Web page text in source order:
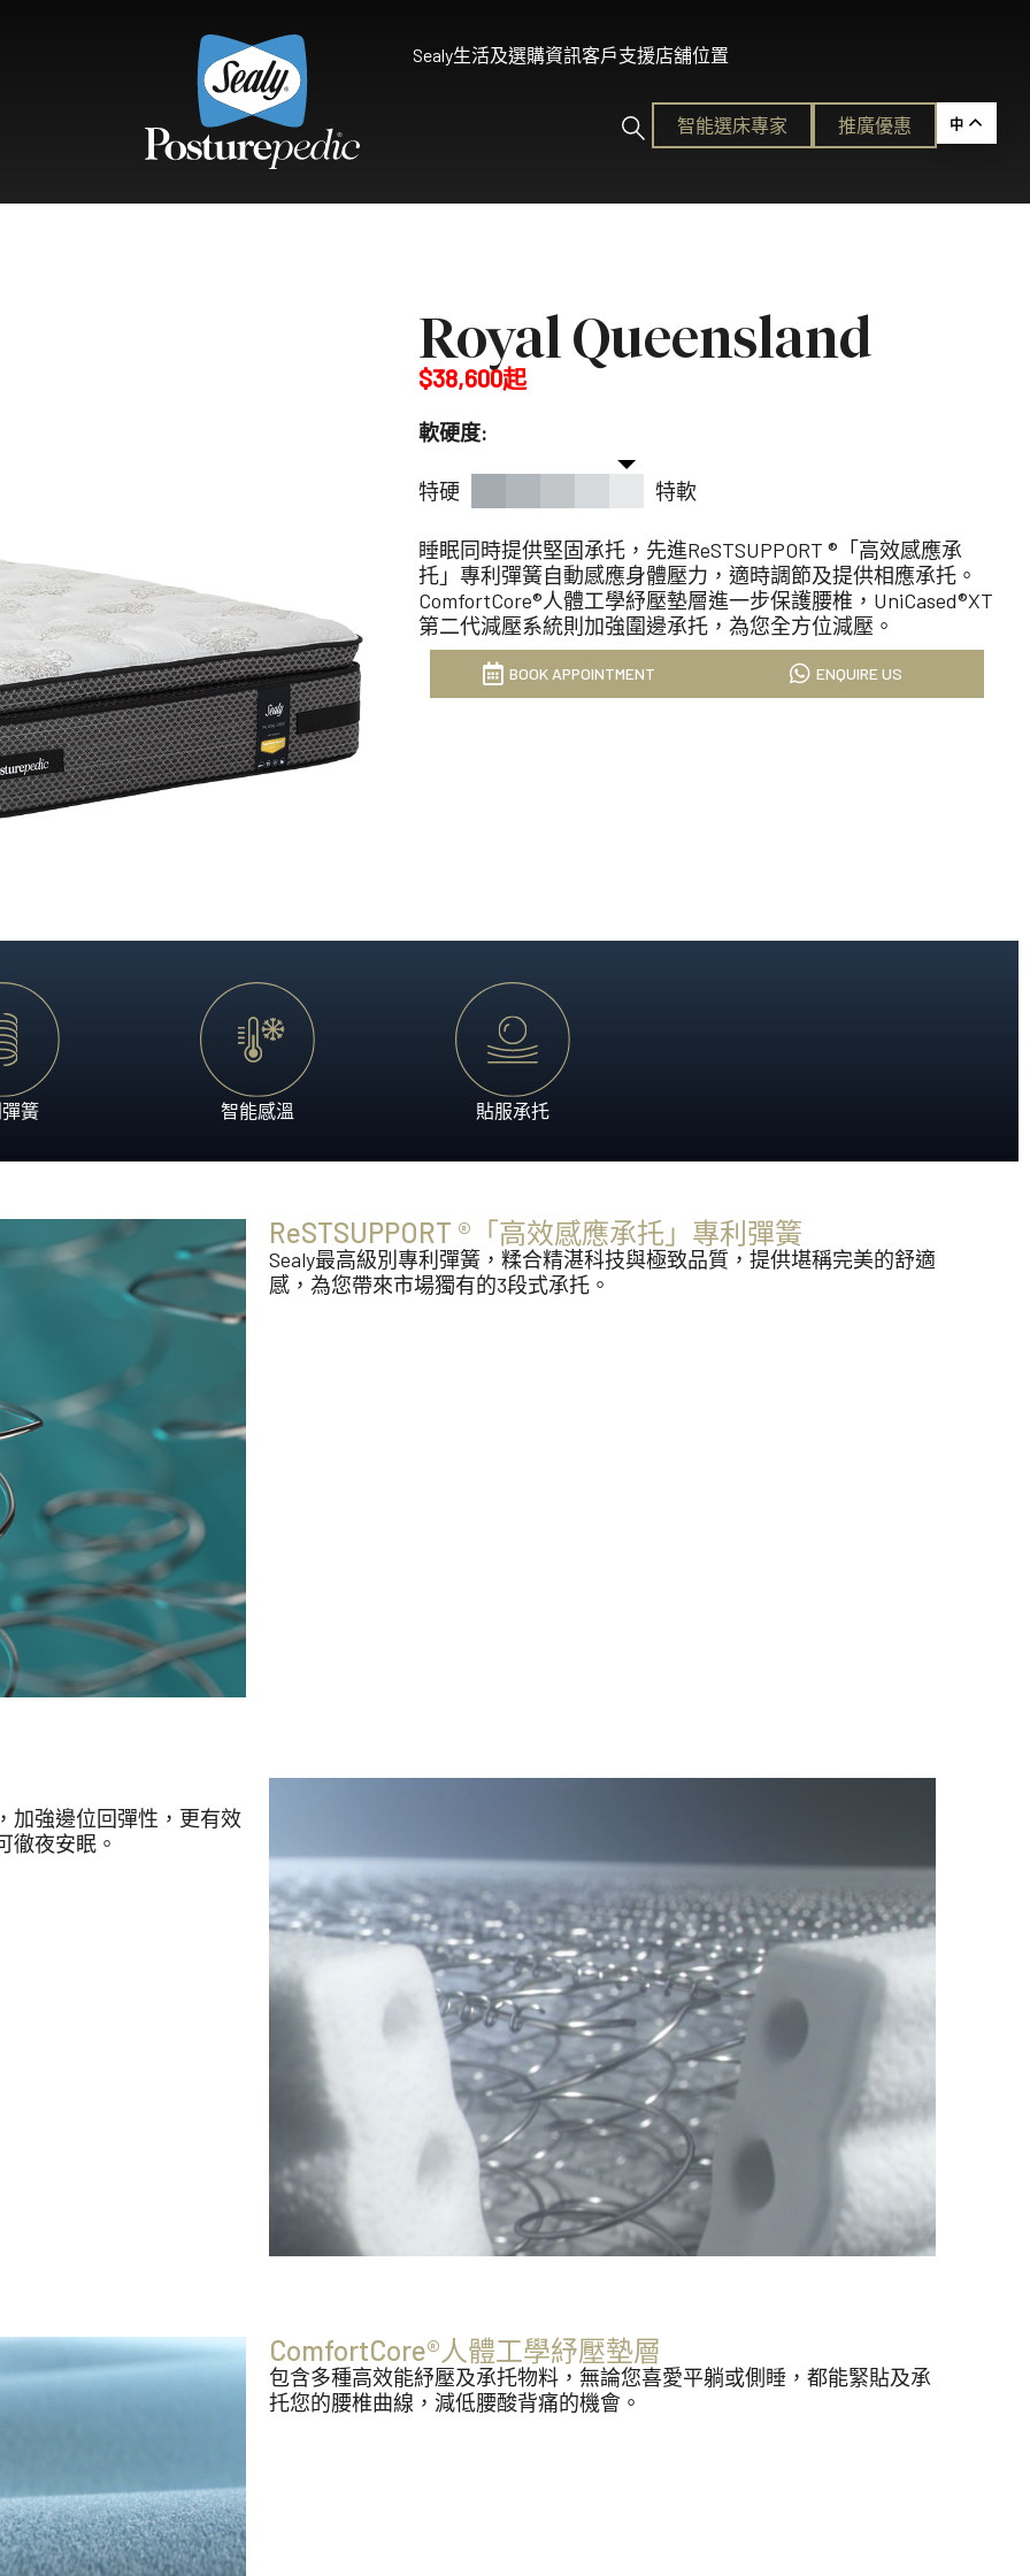
Palatial Crest Collection
雙重堅固承托，帶給你尊貴的護脊睡眠
Premium Collection
完美平衡舒適與承托，滿足各種需要。
Prestige Collection
無與倫比的舒適愜意，締造平易近人的奢華體驗。
Connoisseur Collection
澳洲製造、體現突破性睡眠科技的睡眠藝術，為您帶來奢適的酣睡時光。
Heritage Collection
匠心工藝配搭領先科技，造就極致酣睡體驗。
Sealy生活及選購資訊客戶支援店舖位置
智能選床專家​ 推廣優惠 中
Royal Queensland
$38,600起
軟硬度:
特硬 特軟
睡眠同時提供堅固承托，先進ReSTSUPPORT ®「高效感應承
托」專利彈簧自動感應身體壓力，適時調節及提供相應承托。
ComfortCore®人體工學紓壓墊層進一步保護腰椎，UniCased®XT
第二代減壓系統則加強圍邊承托，為您全方位減壓。
BOOK APPOINTMENT ENQUIRE US
簧 智能感溫 貼服承托
ReSTSUPPORT ®「高效感應承托」專利彈簧
Sealy最高級別專利彈簧，糅合精湛科技與極致品質，提供堪稱完美的舒適
感，為您帶來市場獨有的3段式承托。
加強邊位回彈性，更有效
徹夜安眠。
ComfortCore®人體工學紓壓墊層
包含多種高效能紓壓及承托物料，無論您喜愛平躺或側睡，都能緊貼及承
托您的腰椎曲線，減低腰酸背痛的機會。